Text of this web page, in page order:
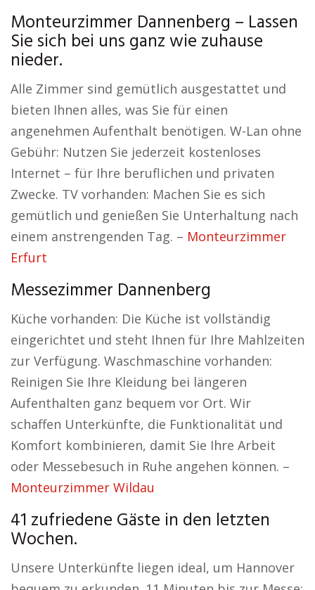
Monteurzimmer Dannenberg – Lassen
Sie sich bei uns ganz wie zuhause
nieder.
Alle Zimmer sind gemütlich ausgestattet und
bieten Ihnen alles, was Sie für einen
angenehmen Aufenthalt benötigen. W-Lan ohne
Gebühr: Nutzen Sie jederzeit kostenloses
Internet – für Ihre beruflichen und privaten
Zwecke. TV vorhanden: Machen Sie es sich
gemütlich und genießen Sie Unterhaltung nach
einem anstrengenden Tag. – Monteurzimmer
Erfurt
Messezimmer Dannenberg
Küche vorhanden: Die Küche ist vollständig
eingerichtet und steht Ihnen für Ihre Mahlzeiten
zur Verfügung. Waschmaschine vorhanden:
Reinigen Sie Ihre Kleidung bei längeren
Aufenthalten ganz bequem vor Ort. Wir
schaffen Unterkünfte, die Funktionalität und
Komfort kombinieren, damit Sie Ihre Arbeit
oder Messebesuch in Ruhe angehen können. –
Monteurzimmer Wildau
41 zufriedene Gäste in den letzten
Wochen.
Unsere Unterkünfte liegen ideal, um Hannover